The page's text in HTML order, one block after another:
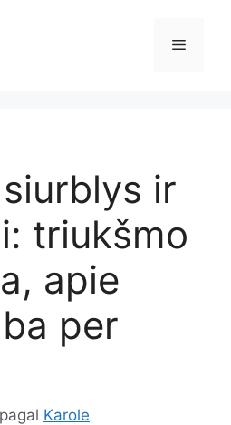
Meniu
ir
triukšmo
apie
per
pagal Karole